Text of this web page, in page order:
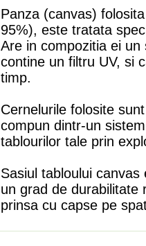
Panza (canvas)
95%), este tratata
Are in compozitia ei
contine un filtru UV, si
timp.
Cernelurile folosite
compun dintr-un
tablourilor tale prin
Sasiul tabloului
un grad de durabilitate
prinsa cu capse pe